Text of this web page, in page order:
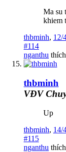
Ma su
khiem
thbminh, 12/
#114
nganthu
thbminh
VĐV
Up
thbminh, 14/
#115
nganthu